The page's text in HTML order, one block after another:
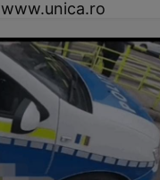
www.unica.ro